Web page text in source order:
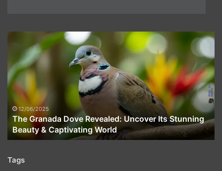
Granada
Dove
Revealed:
Uncover
Its
Stunning
Beauty
Captivating
World
12/06/2025
The Granada Dove Revealed: Uncover Its Stunning
Beauty & Captivating World
Tags